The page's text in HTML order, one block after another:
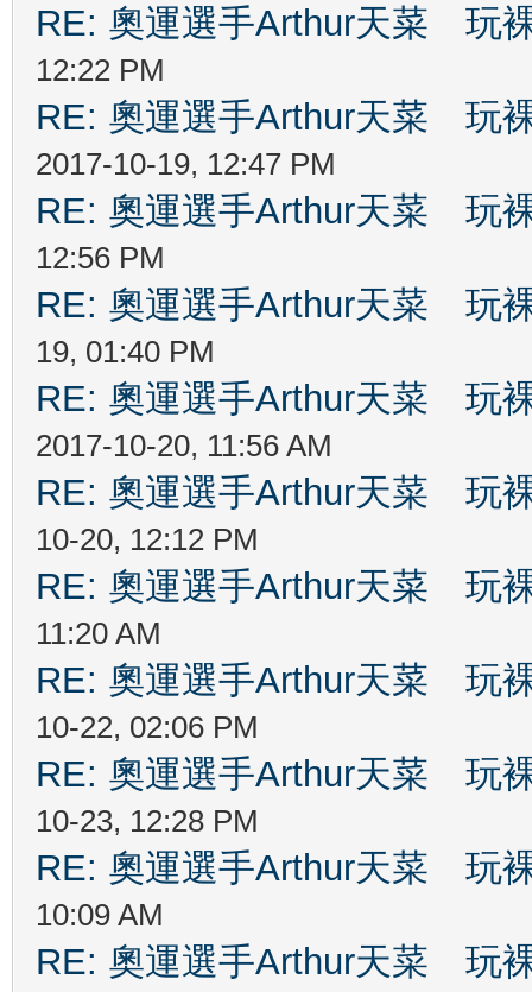
RE: 奧運選手Arthur天菜 玩
12:22 PM
RE: 奧運選手Arthur天菜 玩
2017-10-19, 12:47 PM
RE: 奧運選手Arthur天菜 玩
12:56 PM
RE: 奧運選手Arthur天菜 玩
19, 01:40 PM
RE: 奧運選手Arthur天菜 玩
2017-10-20, 11:56 AM
RE: 奧運選手Arthur天菜 玩
10-20, 12:12 PM
RE: 奧運選手Arthur天菜 玩
11:20 AM
RE: 奧運選手Arthur天菜 玩
10-22, 02:06 PM
RE: 奧運選手Arthur天菜 玩
10-23, 12:28 PM
RE: 奧運選手Arthur天菜 玩
10:09 AM
RE: 奧運選手Arthur天菜 玩